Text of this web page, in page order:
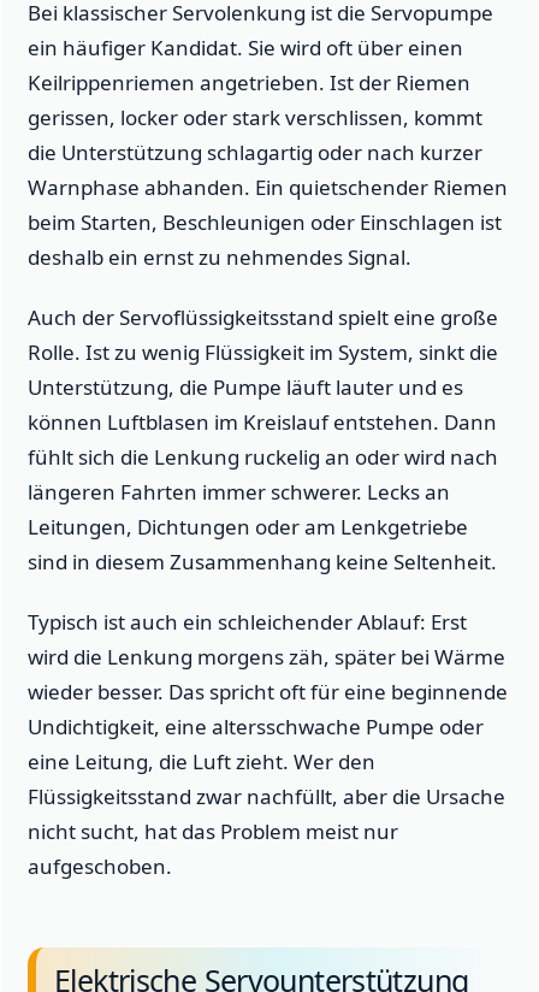
Bei klassischer Servolenkung ist die Servopumpe
ein häufiger Kandidat. Sie wird oft über einen
Keilrippenriemen angetrieben. Ist der Riemen
gerissen, locker oder stark verschlissen, kommt
die Unterstützung schlagartig oder nach kurzer
Warnphase abhanden. Ein quietschender Riemen
beim Starten, Beschleunigen oder Einschlagen ist
deshalb ein ernst zu nehmendes Signal.
Auch der Servoflüssigkeitsstand spielt eine große
Rolle. Ist zu wenig Flüssigkeit im System, sinkt die
Unterstützung, die Pumpe läuft lauter und es
können Luftblasen im Kreislauf entstehen. Dann
fühlt sich die Lenkung ruckelig an oder wird nach
längeren Fahrten immer schwerer. Lecks an
Leitungen, Dichtungen oder am Lenkgetriebe
sind in diesem Zusammenhang keine Seltenheit.
Typisch ist auch ein schleichender Ablauf: Erst
wird die Lenkung morgens zäh, später bei Wärme
wieder besser. Das spricht oft für eine beginnende
Undichtigkeit, eine altersschwache Pumpe oder
eine Leitung, die Luft zieht. Wer den
Flüssigkeitsstand zwar nachfüllt, aber die Ursache
nicht sucht, hat das Problem meist nur
aufgeschoben.
Elektrische Servounterstützung